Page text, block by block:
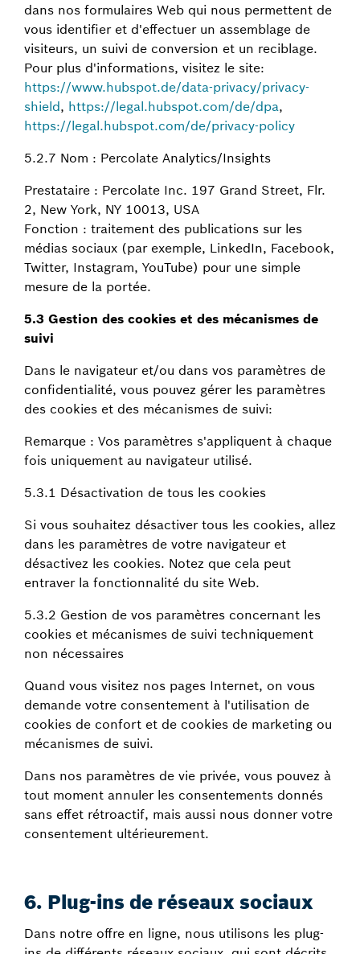
dans nos formulaires Web qui nous permettent de
vous identifier et d'effectuer un assemblage de
visiteurs, un suivi de conversion et un reciblage.
Pour plus d'informations, visitez le site:
https://www.hubspot.de/data-privacy/privacy-
shield, https://legal.hubspot.com/de/dpa,
https://legal.hubspot.com/de/privacy-policy
5.2.7 Nom : Percolate Analytics/Insights
Prestataire : Percolate Inc. 197 Grand Street, Flr.
2, New York, NY 10013, USA
Fonction : traitement des publications sur les
médias sociaux (par exemple, LinkedIn, Facebook,
Twitter, Instagram, YouTube) pour une simple
mesure de la portée.
5.3 Gestion des cookies et des mécanismes de
suivi
Dans le navigateur et/ou dans vos paramètres de
confidentialité, vous pouvez gérer les paramètres
des cookies et des mécanismes de suivi:
Remarque : Vos paramètres s'appliquent à chaque
fois uniquement au navigateur utilisé.
5.3.1 Désactivation de tous les cookies
Si vous souhaitez désactiver tous les cookies, allez
dans les paramètres de votre navigateur et
désactivez les cookies. Notez que cela peut
entraver la fonctionnalité du site Web.
5.3.2 Gestion de vos paramètres concernant les
cookies et mécanismes de suivi techniquement
non nécessaires
Quand vous visitez nos pages Internet, on vous
demande votre consentement à l'utilisation de
cookies de confort et de cookies de marketing ou
mécanismes de suivi.
Dans nos paramètres de vie privée, vous pouvez à
tout moment annuler les consentements donnés
sans effet rétroactif, mais aussi nous donner votre
consentement ultérieurement.
6. Plug-ins de réseaux sociaux
Dans notre offre en ligne, nous utilisons les plug-